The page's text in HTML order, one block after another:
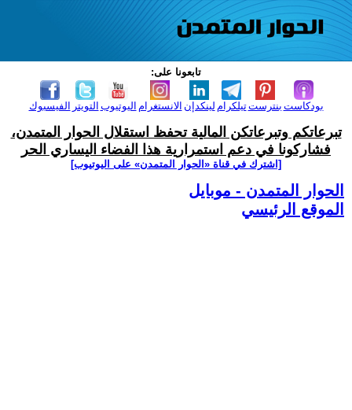
تابعونا على:
الفيسبوك التويتر اليوتيوب الانستغرام لينكدإن تيلكرامبنترست بودكاست
تبرعاتكم وتبرعاتكن المالية تحفظ استقلال الحوار المتمدن،
فشاركونا في دعم استمرارية هذا الفضاء اليساري الحر
[اشترك في قناة ‫«الحوار المتمدن» على اليوتيوب]
الحوار المتمدن - موبايل
الموقع الرئيسي